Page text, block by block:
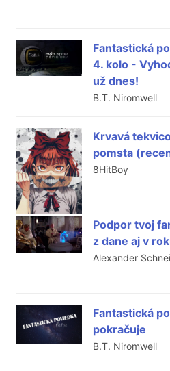
Fantastická
4. kolo -
už dnes!
B.T. Niromwell
Krvavá
pomsta
8HitBoy
Podpor tvoj
z dane aj v
Alexander
Fantastická
pokračuje
B.T. Niromwell